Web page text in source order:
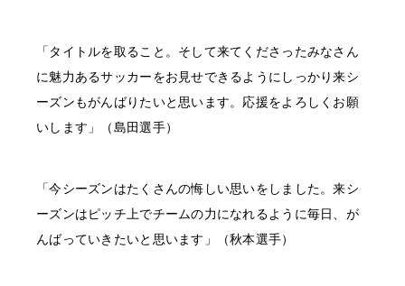
「タイトルを取ること。そして来てくださったみなさん
に魅力あるサッカーをお見せできるようにしっかり来シ
ーズンもがんばりたいと思います。応援をよろしくお願
いします」（島田選手）
「今シーズンはたくさんの悔しい思いをしました。来シ
ーズンはピッチ上でチームの力になれるように毎日、が
んばっていきたいと思います」（秋本選手）